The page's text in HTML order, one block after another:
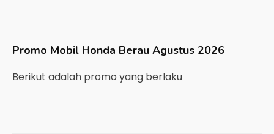
Promo Mobil Honda Berau Agustus 2026
Berikut adalah promo yang berlaku